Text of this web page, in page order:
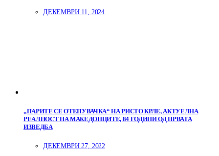
ДЕКЕМВРИ 11, 2024
„ПАРИТЕ СЕ ОТЕПУВАЧКА“ НА РИСТО КРЛЕ, АКТУЕЛНА
РЕАЛНОСТ НА МАКЕДОНЦИТЕ, 84 ГОДИНИ ОД ПРВАТА
ИЗВЕДБА
ДЕКЕМВРИ 27, 2022